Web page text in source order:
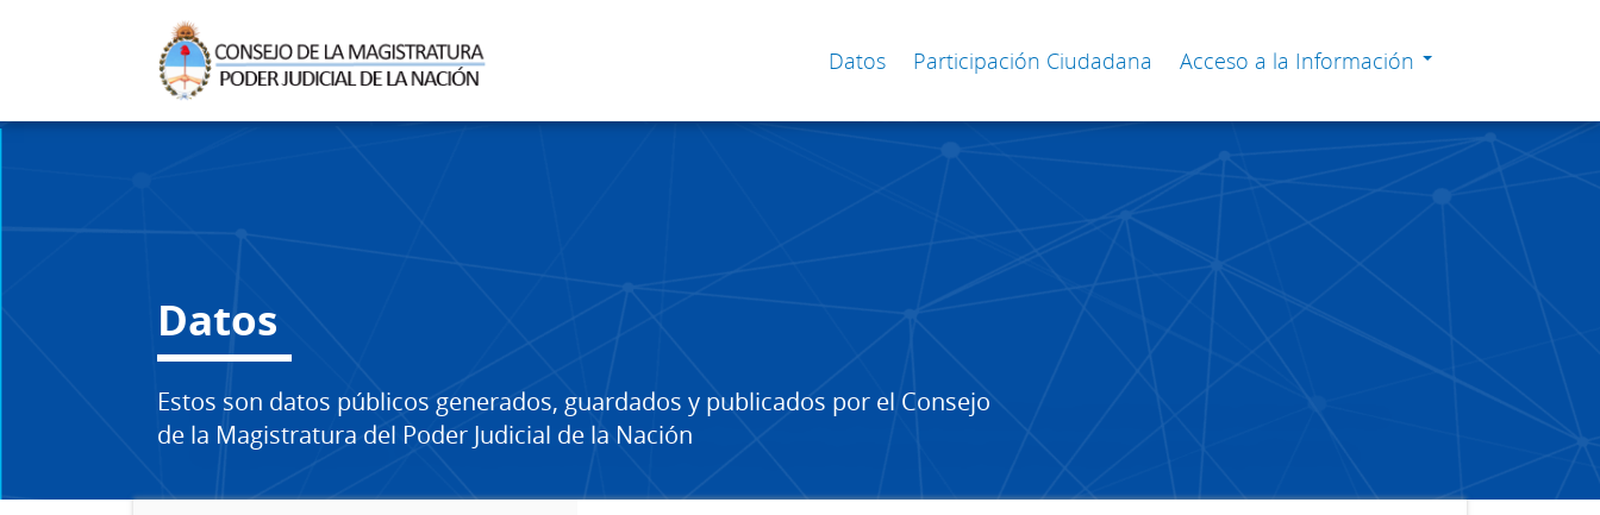
Datos Participación Ciudadana Acceso a la Información
Datos
Estos son datos públicos generados, guardados y publicados por el Consejo
de la Magistratura del Poder Judicial de la Nación